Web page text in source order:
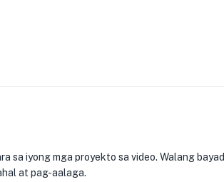
sa iyong mga proyekto sa video. Walang bayad
at pag-aalaga.